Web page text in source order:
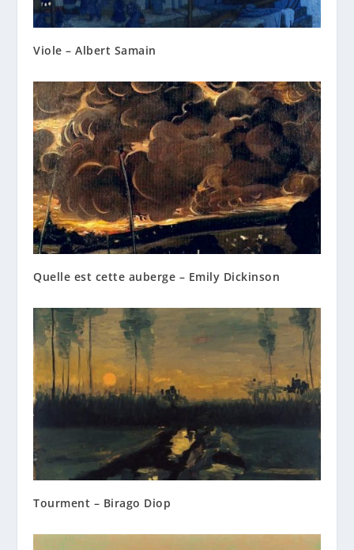
Viole – Albert Samain
Quelle est cette auberge – Emily Dickinson
Tourment – Birago Diop